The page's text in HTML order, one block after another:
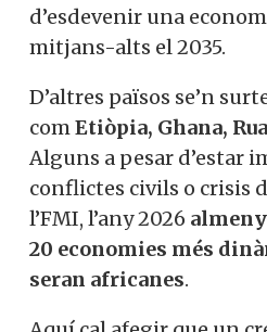
d’esdevenir una
mitjans-alts el 2035.
D’altres països se’n
comEtiòpia, Ghana,
Alguns a pesar d’estar
conflictes civils o crisis
l’FMI, l’any 2026
20 economies més
seran africanes.